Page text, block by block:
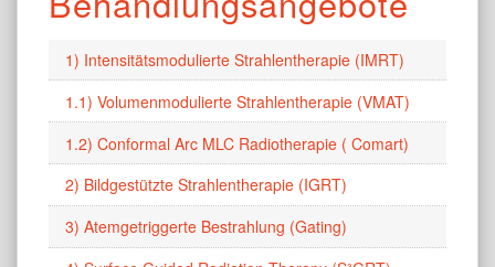
1) Intensitätsmodulierte Strahlentherapie (IMRT)
1.1) Volumenmodulierte Strahlentherapie (VMAT)
1.2) Conformal Arc MLC Radiotherapie ( Comart)
2) Bildgestützte Strahlentherapie (IGRT)
3) Atemgetriggerte Bestrahlung (Gating)